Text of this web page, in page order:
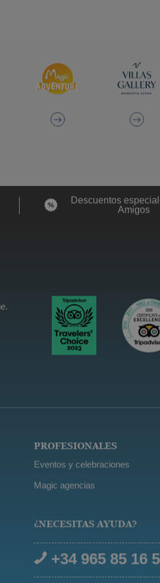
Descuentos
Amigos
PROFESIONALES
Eventos y celebraciones
Magic agencias
¿NECESITAS AYUDA?
+34 965 85 16